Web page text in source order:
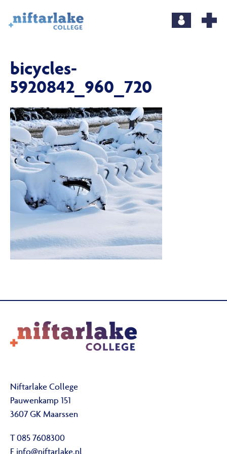
bicycles-
5920842_960_720
Niftarlake College
Pauwenkamp 151
3607 GK Maarssen
T 085 7608300